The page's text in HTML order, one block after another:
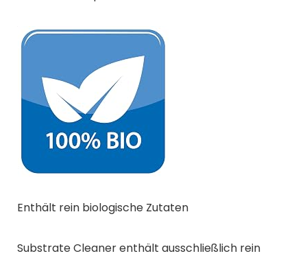
Enthält rein biologische Zutaten
Substrate Cleaner enthält ausschließlich rein